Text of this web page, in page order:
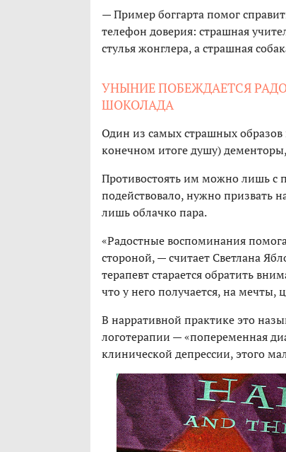
— Пример боггарта помог
телефон доверия: страшная
стулья жонглера, а страшная
УНЫНИЕ ПОБЕЖДАЕТСЯ
ШОКОЛАДА
Один из самых страшных
конечном итоге душу)
Противостоять им можно лишь с
подействовало, нужно призвать
лишь облачко пара.
«Радостные воспоминания
стороной, — считает Светлана
терапевт старается обратить
что у него получается, на мечты,
В нарративной практике это
логотерапии — «попеременная
клинической депрессии, этого